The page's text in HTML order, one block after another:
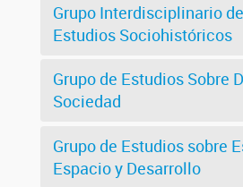
Grupo Interdisciplinario de
Estudios Sociohistóricos
Grupo de Estudios Sobre
Sociedad
Grupo de Estudios sobre
Espacio y Desarrollo